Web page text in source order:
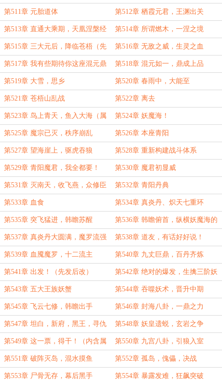
第511章 元胎道体 第512章 栖霞元君，王渊出关
第513章 直通大乘期，天凰涅槃经 第514章 所谓燃木，一涅之境
第515章 三大元后，降临苍梧（先
发后改）
第516章 无敌之威，生灵之血
第517章 我有些期待你这座混元鼎
了
第518章 混元如一，鼎成上品
第519章 大雪，思乡 第520章 春雨中，大能至
第521章 苍梧山乱战 第522章 离去
第523章 鸟上青天，鱼入大海（属
性盘点，酌情订阅）
第524章 妖魔海！
第525章 魔宗已灭，秩序崩乱 第526章 本座青阳
第527章 望海崖上，驱虎吞狼 第528章 重新构建战斗体系
第529章 青阳魔君，我全都要！ 第530章 魔君初显威
第531章 灭南天，收飞燕，众修臣
服！
第532章 青阳丹典
第533章 血食 第534章 真炎丹、炽天七重环
第535章 突飞猛进，韩瞻苏醒 第536章 韩瞻俯首，纵横妖魔海的
底气
第537章 真炎丹大圆满，魔罗流强
者现
第538章 道友，有话好好说！
第539章 血魇魔罗，十二流主 第540章 九丈巨鼎，百丹齐炼
第541章 出发！（先发后改） 第542章 绝对的爆发，生擒三阶妖
兽
第543章 五大王族妖蟹 第544章 吞噬妖术，晋升中期
第545章 飞云七修，韩瞻出手 第546章 封海八卦，一鼎之力
第547章 坦白，新府，黑王，寻仇 第548章 妖皇遗蜕，玄岩之争
第549章 这一票，得干！（内含属
性盘点，酌情订阅）
第550章 九宫八卦，引狼入室
第551章 破阵灭岛，混水摸鱼 第552章 孤岛，傀儡，决战
第553章 尸骨无存，幕后黑手 第554章 暴露发难，狂飙突破